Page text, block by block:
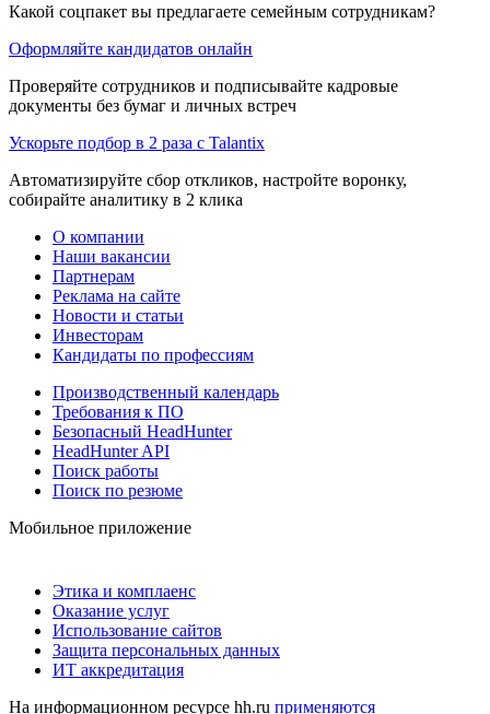
Какой соцпакет вы предлагаете семейным сотрудникам?
Оформляйте кандидатов онлайн
Проверяйте сотрудников и подписывайте кадровые
документы без бумаг и личных встреч
Ускорьте подбор в 2 раза с Talantix
Автоматизируйте сбор откликов, настройте воронку,
собирайте аналитику в 2 клика
О компании
Наши вакансии
Партнерам
Реклама на сайте
Новости и статьи
Инвесторам
Кандидаты по профессиям
Производственный календарь
Требования к ПО
Безопасный HeadHunter
HeadHunter API
Поиск работы
Поиск по резюме
Мобильное приложение
Этика и комплаенс
Оказание услуг
Использование сайтов
Защита персональных данных
ИТ аккредитация
На информационном ресурсе hh.ru применяются